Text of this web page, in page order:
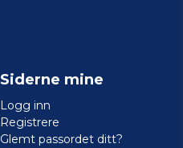
Siderne mine
Logg inn
Registrere
Glemt passordet ditt?